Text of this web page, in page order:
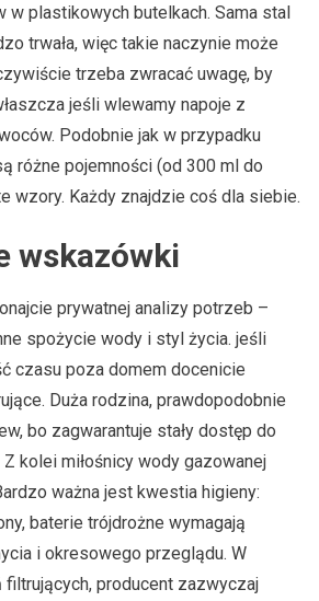
w plastikowych butelkach. Sama stal
trwała, więc takie naczynie może
trzeba zwracać uwagę, by
jeśli wlewamy napoje z
Podobnie jak w przypadku
różne pojemności (od 300 ml do
wzory. Każdy znajdzie coś dla siebie.
wskazówki
prywatnej analizy potrzeb –
spożycie wody i styl życia. jeśli
czasu poza domem docenicie
Duża rodzina, prawdopodobnie
bo zagwarantuje stały dostęp do
kolei miłośnicy wody gazowanej
ważna jest kwestia higieny:
baterie trójdrożne wymagają
i okresowego przeglądu. W
producent zazwyczaj